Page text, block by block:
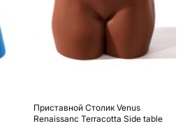
Приставной Столик Venus
Renaissanc Terracotta Side table